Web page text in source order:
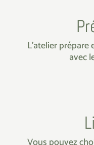
L’atelier
avec